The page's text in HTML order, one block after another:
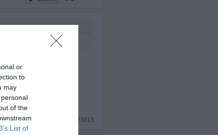
or
to
may
of the
List of
#23613